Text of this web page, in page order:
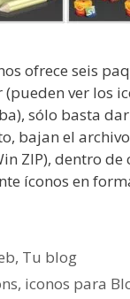
ofrece seis
ver los
sólo basta
bajan el
ZIP), dentro de
íconos en
, Tu blog
, iconos para